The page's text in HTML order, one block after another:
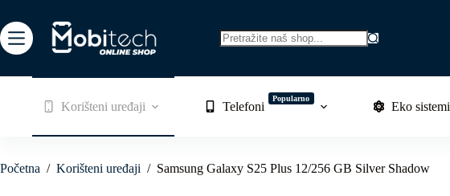
to
content
Korišteni uređaji Telefoni
Popularno
Eko sistemi
Početna / Korišteni uređaji / Samsung Galaxy S25 Plus 12/256 GB Silver Shadow